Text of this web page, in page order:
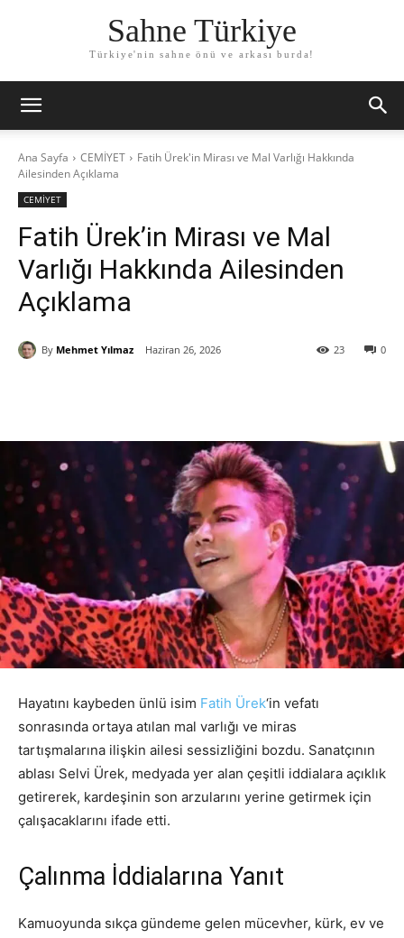
Sahne Türkiye
Türkiye'nin sahne önü ve arkası burda!
Ana Sayfa CEMİYET
Fatih Ürek'in Mirası ve Mal Varlığı Hakkında
Ailesinden Açıklama
CEMİYET
Fatih Ürek’in Mirası ve Mal
Varlığı Hakkında Ailesinden
Açıklama
By Mehmet Yılmaz Haziran 26, 2026 0
23
Hayatını kaybeden ünlü isim Fatih Ürek‘in vefatı
sonrasında ortaya atılan mal varlığı ve miras
tartışmalarına ilişkin ailesi sessizliğini bozdu. Sanatçının
ablası Selvi Ürek, medyada yer alan çeşitli iddialara açıklık
getirerek, kardeşinin son arzularını yerine getirmek için
çalışacaklarını ifade etti.
Çalınma İddialarına Yanıt
Kamuoyunda sıkça gündeme gelen mücevher, kürk, ev ve